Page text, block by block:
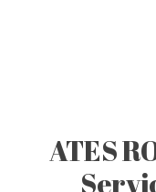
ATES